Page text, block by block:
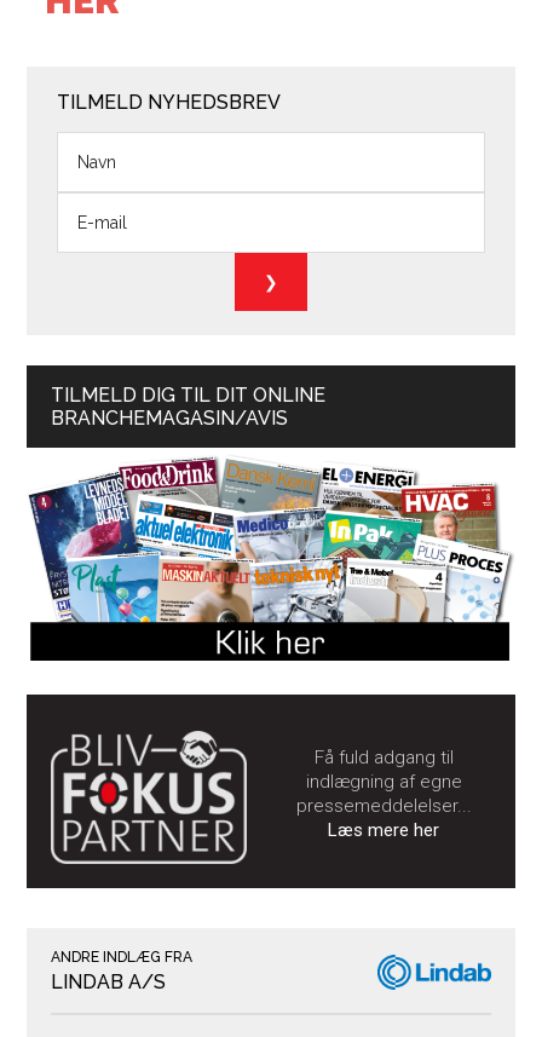
TILMELD NYHEDSBREV
TILMELD DIG TIL DIT ONLINE
BRANCHEMAGASIN/AVIS
Få fuld adgang til
indlægning af egne
pressemeddelelser...
Læs mere her
ANDRE INDLÆG FRA
LINDAB A/S